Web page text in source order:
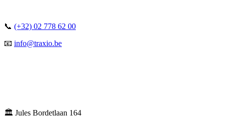
📞 (+32) 02 778 62 00
📧 info@traxio.be
🏛️ Jules Bordetlaan 164